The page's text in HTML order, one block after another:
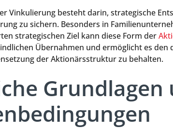
Vinkulierung besteht darin, strategische
zu sichern. Besonders in
strategischen Ziel kann diese Form der
Übernahmen und ermöglicht es
der Aktionärsstruktur zu behalten.
Grundlagen